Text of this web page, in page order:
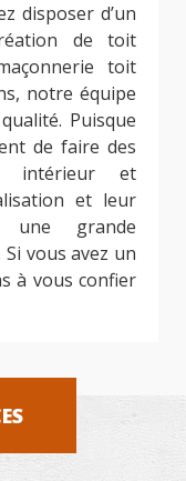
disposer d’un
de toit
toit
notre équipe
Puisque
de faire des
intérieur et
et leur
une grande
vous avez un
à vous confier